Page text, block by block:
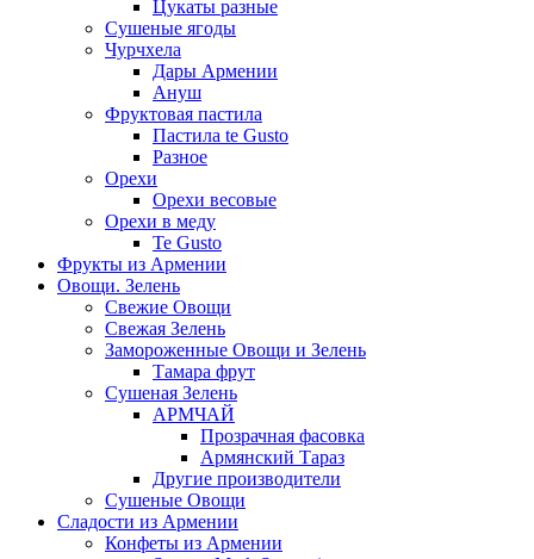
Цукаты разные
Сушеные ягоды
Чурчхела
Дары Армении
Ануш
Фруктовая пастила
Пастила te Gusto
Разное
Орехи
Орехи весовые
Орехи в меду
Te Gusto
Фрукты из Армении
Овощи. Зелень
Свежие Овощи
Свежая Зелень
Замороженные Овощи и Зелень
Тамара фрут
Сушеная Зелень
АРМЧАЙ
Прозрачная фасовка
Армянский Тараз
Другие производители
Сушеные Овощи
Сладости из Армении
Конфеты из Армении